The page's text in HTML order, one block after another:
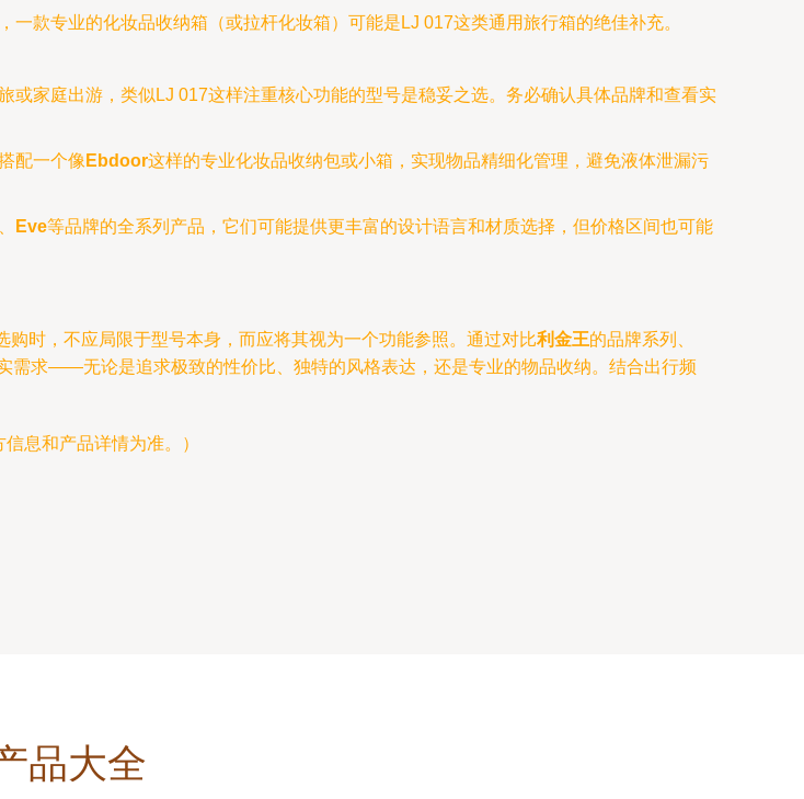
款专业的化妆品收纳箱（或拉杆化妆箱）可能是LJ 017这类通用旅行箱的绝佳补充。
或家庭出游，类似LJ 017这样注重核心功能的型号是稳妥之选。务必确认具体品牌和查看实
配一个像 Ebdoor这样的专业化妆品收纳包或小箱，实现物品精细化管理，避免液体泄漏污
Eve等品牌的全系列产品，它们可能提供更丰富的设计语言和材质选择，但价格区间也可能
时，不应局限于型号本身，而应将其视为一个功能参照。通过对比利金王的品牌系列、
需求——无论是追求极致的性价比、独特的风格表达，还是专业的物品收纳。结合出行频
息和产品详情为准。）
品大全